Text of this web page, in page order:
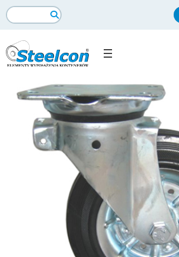
ZoekopdrachtSearch